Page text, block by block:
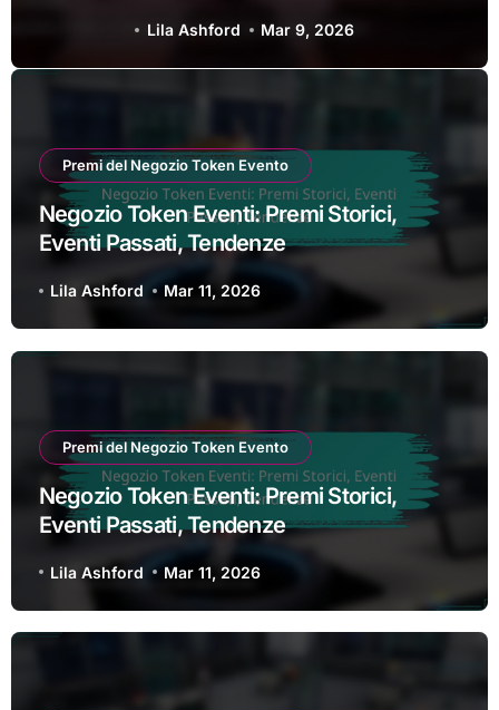
Tendenze
Lila Ashford Mar 11, 2026
Premi del Negozio Token Evento
Negozio Token Eventi: Premi Storici,
Eventi Passati, Tendenze
Lila Ashford Mar 11, 2026
Premi del Negozio Token Evento
Negozio Token Eventi: Premi Storici,
Eventi Passati, Tendenze
Lila Ashford Mar 11, 2026